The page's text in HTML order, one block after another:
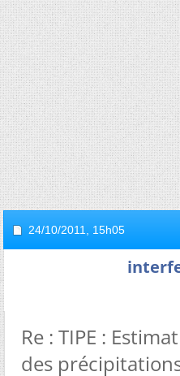
24/10/2011, 15h05
Re : TIPE :
des